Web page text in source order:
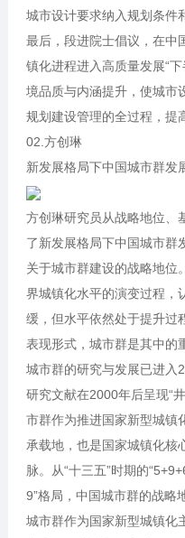
城市设计要求纳入规划条件
最后，段进院士倡议，在中
镇化进程进入高质量发展“
境品质与内涵提升，使城市
规划建设管理的全过程，提
02.方创琳
新发展格局下中国城市群发
方创琳研究员从战略地位、
了新发展格局下中国城市群
关于城市群建设的战略地位
界城镇化水平的演变过程，
缓，但水平依然处于提升过
表现形式，城市群是其中的
城市群的研究与发展已进入
研究文献在2000年后呈现“
市群作为推进国家新型城镇
承载地，也是国家城镇化核
脉。从“十三五”时期的
9”格局，中国城市群的战略
城市群作为国家新型城镇化